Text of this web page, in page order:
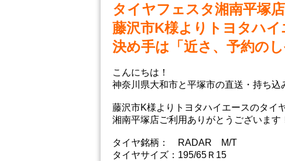
タイヤフェスタ湘南平塚
藤沢市K様よりトヨタハ
決め手は「近さ、予約の
こんにちは！
神奈川県大和市と平塚市の直送・‪‎持ち
藤沢市K様よりトヨタハイエースのタイ
湘南平塚店ご利用ありがとうございます
タイヤ銘柄： RADAR M/T
タイヤサイズ：195/65Ｒ15